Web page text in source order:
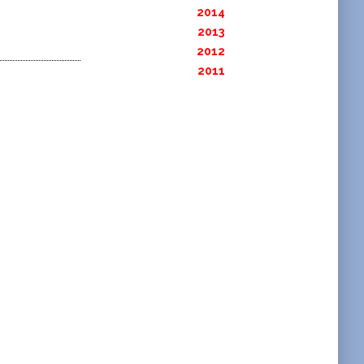
2014
2013
2012
2011